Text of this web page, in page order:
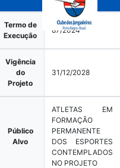
Termo de
Execução
87/2024
Vigência
do
Projeto
31/12/2028
Público
Alvo
ATLETAS EM
FORMAÇÃO
PERMANENTE
DOS ESPORTES
CONTEMPLADOS
NO PROJETO